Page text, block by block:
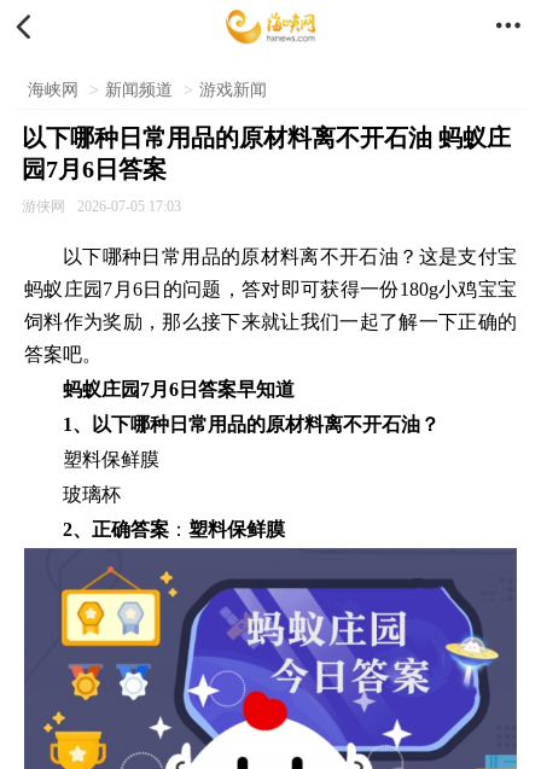
 
海峡网 > 新闻频道 > 游戏新闻
以下哪种日常用品的原材料离不开石油 蚂蚁庄
园7月6日答案
游侠网 2026-07-05 17:03
以下哪种日常用品的原材料离不开石油？这是支付宝
蚂蚁庄园7月6日的问题，答对即可获得一份180g小鸡宝宝
饲料作为奖励，那么接下来就让我们一起了解一下正确的
答案吧。
蚂蚁庄园7月6日答案早知道
1、以下哪种日常用品的原材料离不开石油？
塑料保鲜膜
玻璃杯
2、正确答案 ： 塑料保鲜膜